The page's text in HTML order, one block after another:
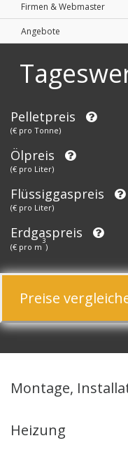
Firmen & Webmaster
Angebote
Pelletpreis
(€ pro Tonne)
Ölpreis
(€ pro Liter)
Flüssiggaspreis
(€ pro Liter)
Erdgaspreis
(€ pro m
3
)
Preise
Montage,
Heizung